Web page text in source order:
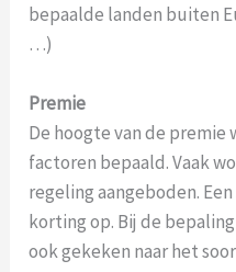
bepaalde landen buiten
…)
Premie
De hoogte van de
factoren bepaald. Vaak
regeling aangeboden.
korting op. Bij de
ook gekeken naar het